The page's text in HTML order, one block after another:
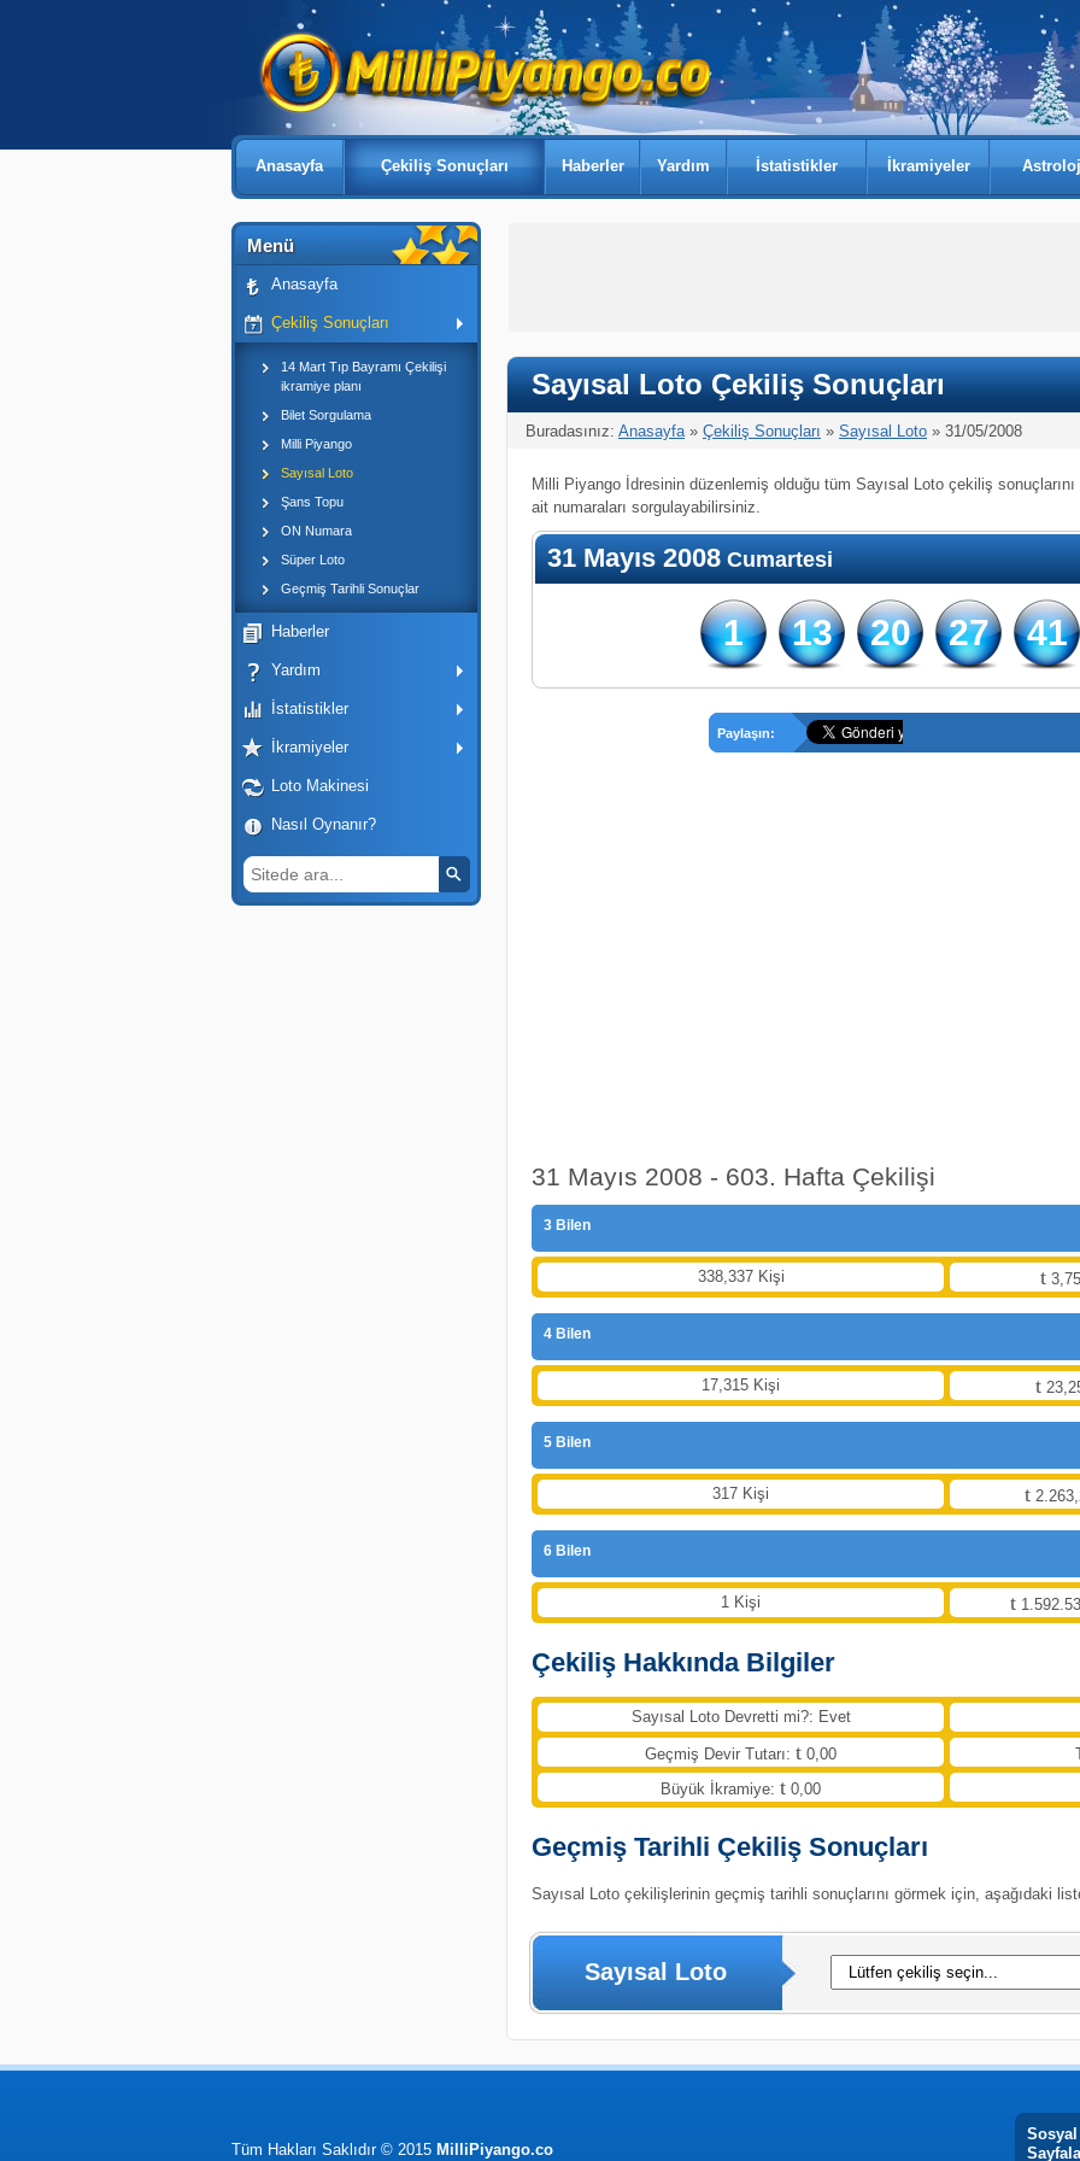
Anasayfa Çekiliş Sonuçları Haberler Yardım İstatistikler İkramiyeler
Menü
Anasayfa
Çekiliş Sonuçları
14 Mart Tıp Bayramı Çekilişi
ikramiye planı
Bilet Sorgulama
Milli Piyango
Sayısal Loto
Şans Topu
ON Numara
Süper Loto
Geçmiş Tarihli Sonuçlar
Haberler
Yardım
İstatistikler
İkramiyeler
Loto Makinesi
Nasıl Oynanır?
Sayısal Loto Çekiliş Sonuçları
Buradasınız: Anasayfa » Çekiliş Sonuçları » Sayısal Loto » 31/05/2008
Milli Piyango İdresinin düzenlemiş olduğu tüm Sayısal Loto çekiliş
ait numaraları sorgulayabilirsiniz.
31 Mayıs 2008Cumartesi
1 13 20 27 41
Paylaşın:
31 Mayıs 2008 - 603. Hafta Çekilişi
3 Bilen
338,337 Kişi
4 Bilen
17,315 Kişi
5 Bilen
317 Kişi
6 Bilen
1 Kişi
Çekiliş Hakkında Bilgiler
Sayısal Loto Devretti mi?: Evet
Geçmiş Devir Tutarı: 0,00
Büyük İkramiye:
0,00
Geçmiş Tarihli Çekiliş Sonuçları
Sayısal Loto çekilişlerinin geçmiş tarihli sonuçlarını görmek için, aşağıdaki
Sayısal Loto
Tüm Hakları Saklıdır © 2015 MilliPiyango.co